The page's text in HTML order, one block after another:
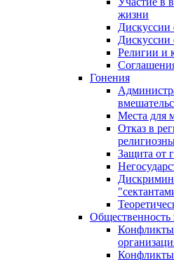
жизни
Дискуссии
Дискуссии
Религии и
Гонения
Места для
Отказ в
Защита от
Конфликты
Конфликты